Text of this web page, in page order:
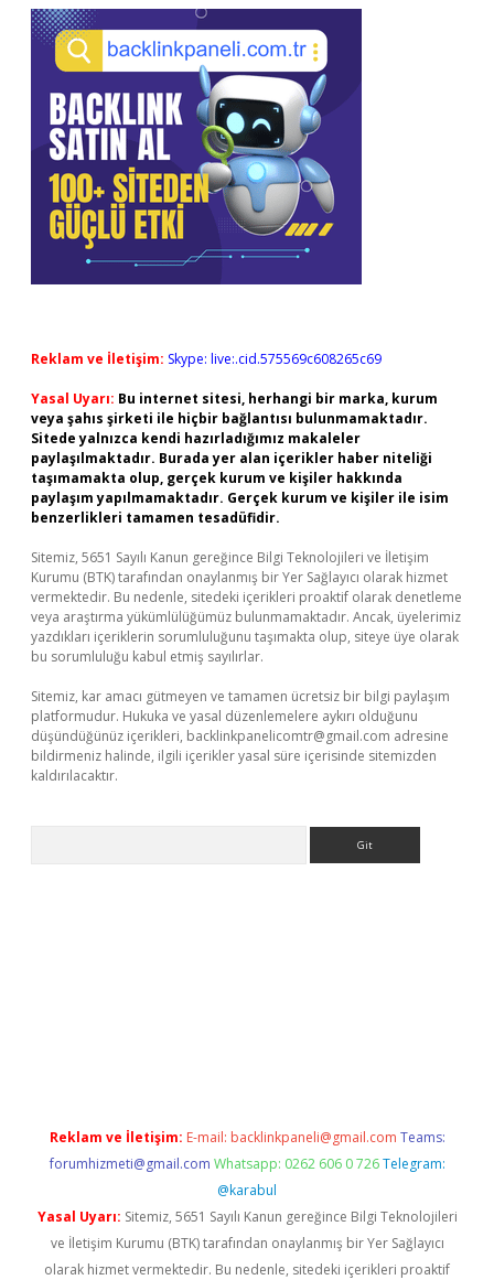
Reklam ve İletişim: Skype: live:.cid.575569c608265c69
Yasal Uyarı: Bu internet sitesi, herhangi bir marka, kurum
veya şahıs şirketi ile hiçbir bağlantısı bulunmamaktadır.
Sitede yalnızca kendi hazırladığımız makaleler
paylaşılmaktadır. Burada yer alan içerikler haber niteliği
taşımamakta olup, gerçek kurum ve kişiler hakkında
paylaşım yapılmamaktadır. Gerçek kurum ve kişiler ile isim
benzerlikleri tamamen tesadüfidir.
Sitemiz, 5651 Sayılı Kanun gereğince Bilgi Teknolojileri ve İletişim
Kurumu (BTK) tarafından onaylanmış bir Yer Sağlayıcı olarak hizmet
vermektedir. Bu nedenle, sitedeki içerikleri proaktif olarak denetleme
veya araştırma yükümlülüğümüz bulunmamaktadır. Ancak, üyelerimiz
yazdıkları içeriklerin sorumluluğunu taşımakta olup, siteye üye olarak
bu sorumluluğu kabul etmiş sayılırlar.
Sitemiz, kar amacı gütmeyen ve tamamen ücretsiz bir bilgi paylaşım
platformudur. Hukuka ve yasal düzenlemelere aykırı olduğunu
düşündüğünüz içerikleri, backlinkpanelicomtr@gmail.com adresine
bildirmeniz halinde, ilgili içerikler yasal süre içerisinde sitemizden
kaldırılacaktır.
Reklam ve İletişim: E-mail: backlinkpaneli@gmail.com Teams:
forumhizmeti@gmail.com Whatsapp: 0262 606 0 726 Telegram:
@karabul
Yasal Uyarı: Sitemiz, 5651 Sayılı Kanun gereğince Bilgi Teknolojileri
ve İletişim Kurumu (BTK) tarafından onaylanmış bir Yer Sağlayıcı
olarak hizmet vermektedir. Bu nedenle, sitedeki içerikleri proaktif